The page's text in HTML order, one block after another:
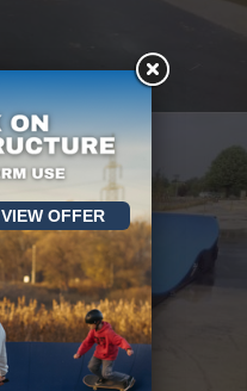
VIEW OFFER